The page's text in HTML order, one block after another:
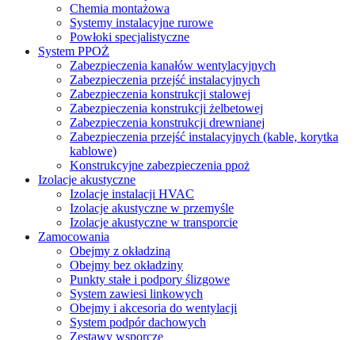
Chemia montażowa
Systemy instalacyjne rurowe
Powłoki specjalistyczne
System PPOŻ
Zabezpieczenia kanałów wentylacyjnych
Zabezpieczenia przejść instalacyjnych
Zabezpieczenia konstrukcji stalowej
Zabezpieczenia konstrukcji żelbetowej
Zabezpieczenia konstrukcji drewnianej
Zabezpieczenia przejść instalacyjnych (kable, korytka
kablowe)
Konstrukcyjne zabezpieczenia ppoż
Izolacje akustyczne
Izolacje instalacji HVAC
Izolacje akustyczne w przemyśle
Izolacje akustyczne w transporcie
Zamocowania
Obejmy z okładziną
Obejmy bez okładziny
Punkty stałe i podpory ślizgowe
System zawiesi linkowych
Obejmy i akcesoria do wentylacji
System podpór dachowych
Zestawy wsporcze